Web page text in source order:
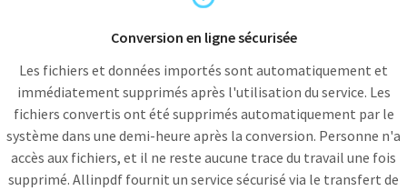
Conversion en ligne sécurisée
Les fichiers et données importés sont automatiquement et
immédiatement supprimés après l'utilisation du service. Les
fichiers convertis ont été supprimés automatiquement par le
système dans une demi-heure après la conversion. Personne n'a
accès aux fichiers, et il ne reste aucune trace du travail une fois
supprimé. Allinpdf fournit un service sécurisé via le transfert de